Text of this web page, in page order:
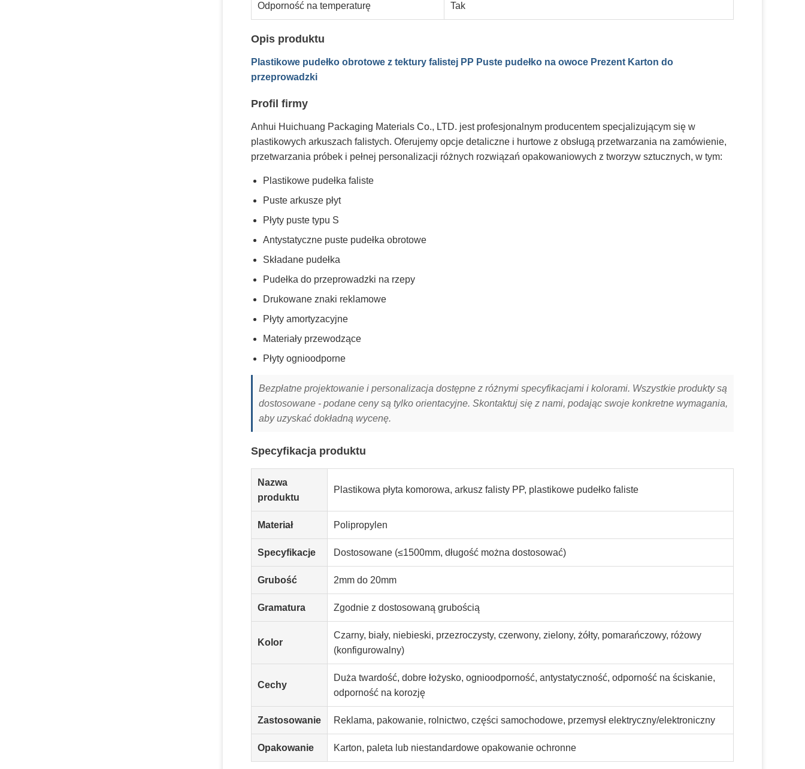
Odporność na temperaturę Tak
Opis produktu
Plastikowe pudełko obrotowe z tektury falistej PP Puste pudełko na owoce Prezent Karton do
przeprowadzki
Profil firmy
Anhui Huichuang Packaging Materials Co., LTD. jest profesjonalnym producentem specjalizującym się w
plastikowych arkuszach falistych. Oferujemy opcje detaliczne i hurtowe z obsługą przetwarzania na zamówienie,
przetwarzania próbek i pełnej personalizacji różnych rozwiązań opakowaniowych z tworzyw sztucznych, w tym:
Plastikowe pudełka faliste
Puste arkusze płyt
Płyty puste typu S
Antystatyczne puste pudełka obrotowe
Składane pudełka
Pudełka do przeprowadzki na rzepy
Drukowane znaki reklamowe
Płyty amortyzacyjne
Materiały przewodzące
Płyty ognioodporne
Bezpłatne projektowanie i personalizacja dostępne z różnymi specyfikacjami i kolorami. Wszystkie produkty są
dostosowane - podane ceny są tylko orientacyjne. Skontaktuj się z nami, podając swoje konkretne wymagania,
aby uzyskać dokładną wycenę.
Specyfikacja produktu
Nazwa
produktu
Plastikowa płyta komorowa, arkusz falisty PP, plastikowe pudełko faliste
Materiał Polipropylen
Specyfikacje Dostosowane (≤1500mm, długość można dostosować)
Grubość 2mm do 20mm
Gramatura Zgodnie z dostosowaną grubością
Kolor
Czarny, biały, niebieski, przezroczysty, czerwony, zielony, żółty, pomarańczowy, różowy
(konfigurowalny)
Cechy
Duża twardość, dobre łożysko, ognioodporność, antystatyczność, odporność na ściskanie,
odporność na korozję
Zastosowanie Reklama, pakowanie, rolnictwo, części samochodowe, przemysł elektryczny/elektroniczny
Opakowanie Karton, paleta lub niestandardowe opakowanie ochronne